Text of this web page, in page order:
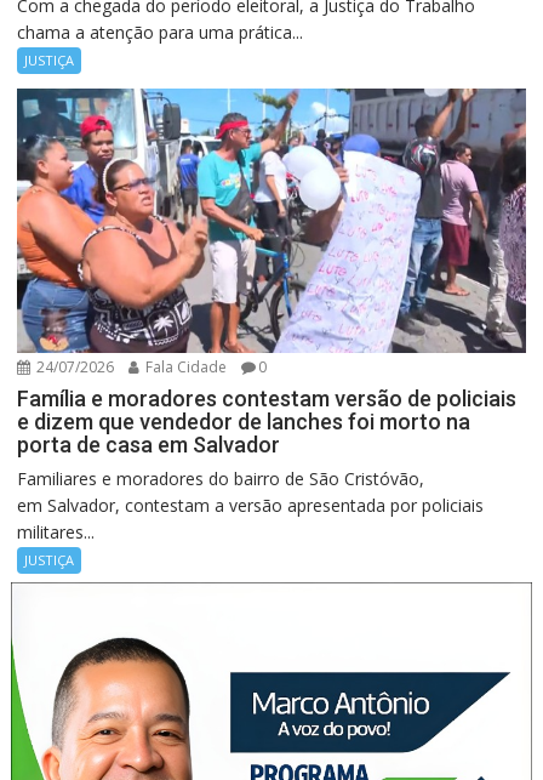
Com a chegada do período eleitoral, a Justiça do Trabalho
chama a atenção para uma prática...
JUSTIÇA
24/07/2026 Fala Cidade 0
Família e moradores contestam versão de policiais
e dizem que vendedor de lanches foi morto na
porta de casa em Salvador
Familiares e moradores do bairro de São Cristóvão,
em Salvador, contestam a versão apresentada por policiais
militares...
JUSTIÇA